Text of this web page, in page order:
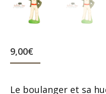
9,00€
Le boulanger et sa